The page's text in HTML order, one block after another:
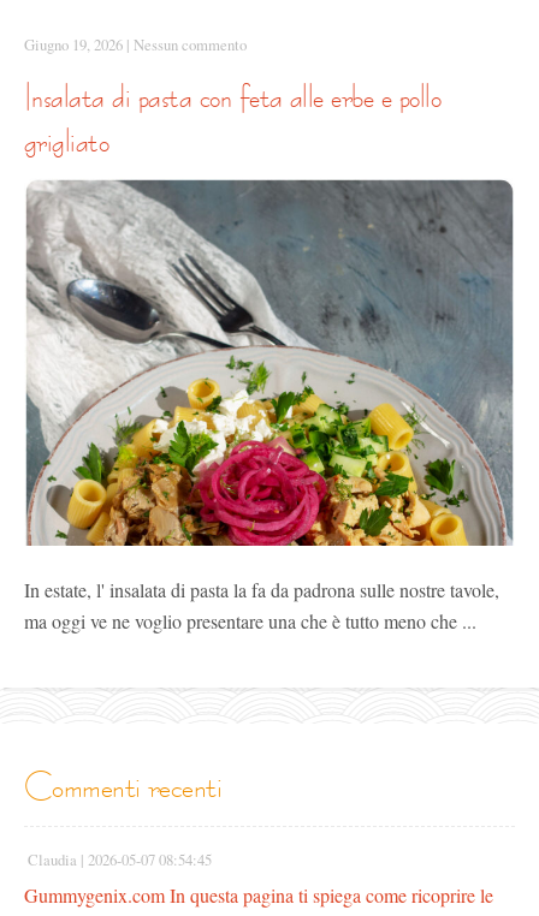
Giugno 19, 2026 | Nessun commento
insalata di pasta con feta alle erbe e pollo
grigliato
In estate, l' insalata di pasta la fa da padrona sulle nostre tavole,
ma oggi ve ne voglio presentare una che è tutto meno che ...
commenti recenti
Claudia | 2026-05-07 08:54:45
Gummygenix.com In questa pagina ti spiega come ricoprire le